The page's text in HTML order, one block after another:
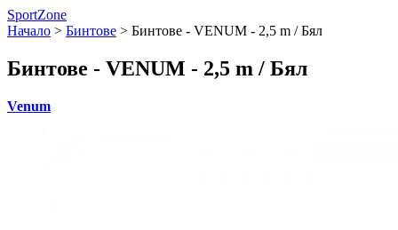
SportZone
Начало > Бинтове > Бинтове - VENUM - 2,5 m / Бял
Бинтове - VENUM - 2,5 m / Бял
Venum